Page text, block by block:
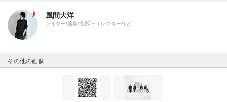
風間大洋
ライター/編集/撮影/ディレクターなど
その他の画像